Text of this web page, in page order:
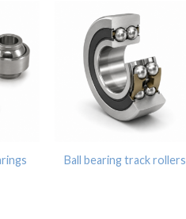
Ball bearing track rollers